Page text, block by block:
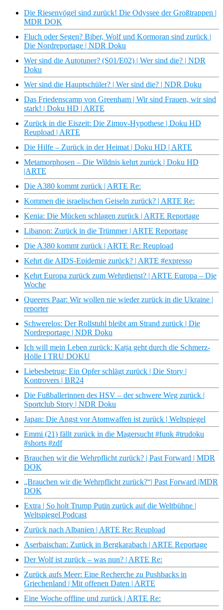
Die Riesenvögel sind zurück! Die Odyssee der Großtrappen |
MDR DOK
Fluch oder Segen? Biber, Wolf und Kormoran sind zurück |
Die Nordreportage | NDR Doku
Wer sind die Autotuner? (S01/E02) | Wer sind die? | NDR
Doku
Wer sind die Hauptschüler? | Wer sind die? | NDR Doku
Das Friedenscamp von Greenham | Wir sind Frauen, wir sind
stark! | Doku HD | ARTE
Zurück in die Eiszeit: Die Zimov-Hypothese | Doku HD
Reupload | ARTE
Die Hilfe – Zurück in der Heimat | Doku HD | ARTE
Metamorphosen – Die Wildnis kehrt zurück | Doku HD
|ARTE
Die A380 kommt zurück | ARTE Re:
Kommen die israelischen Geiseln zurück? | ARTE Re:
Kenia: Die Mücken schlagen zurück | ARTE Reportage
Libanon: Zurück in die Trümmer | ARTE Reportage
Die A380 kommt zurück | ARTE Re: Reupload
Kehrt die AIDS-Epidemie zurück? | ARTE #expresso
Kehrt Europa zurück zum Wehrdienst? | ARTE Europa – Die
Woche
Queeres Paar: Wir wollen nie wieder zurück in die Ukraine |
reporter
Schwerelos: Der Rollstuhl bleibt am Strand zurück | Die
Nordreportage | NDR Doku
Ich will mein Leben zurück: Katja geht durch die Schmerz-
Hölle I TRU DOKU
Liebesbetrug: Ein Opfer schlägt zurück | Die Story |
Kontrovers | BR24
Die Fußballerinnen des HSV – der schwere Weg zurück |
Sportclub Story | NDR Doku
Japan: Die Angst vor Atomwaffen ist zurück | Weltspiegel
Emmi (21) fällt zurück in die Magersucht #funk #trudoku
#shorts #zdf
Brauchen wir die Wehrpflicht zurück? | Past Forward | MDR
DOK
„Brauchen wir die Wehrpflicht zurück?“| Past Forward |MDR
DOK
Extra | So holt Trump Putin zurück auf die Weltbühne |
Weltspiegel Podcast
Zurück nach Albanien | ARTE Re: Reupload
Aserbaischan: Zurück in Bergkarabach | ARTE Reportage
Der Wolf ist zurück – was nun? | ARTE Re:
Zurück aufs Meer: Eine Recherche zu Pushbacks in
Griechenland | Mit offenen Daten | ARTE
Eine Woche offline und zurück | ARTE Re: